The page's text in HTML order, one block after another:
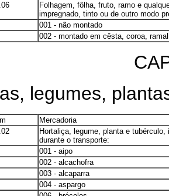
Folhagem, fôlha, fruto, ramo e
impregnado, tinto ou de outro modo
001 - não montado
002 - montado em cêsta, coroa,
legumes,
Mercadoria
Hortaliça, legume, planta e
durante o transporte:
001 - aipo
002 - alcachofra
003 - alcaparra
004 - aspargo